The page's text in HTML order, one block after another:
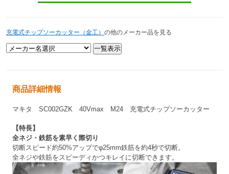
充電式チップソーカッター（金工） の他のメーカー品を見る
商品詳細情報
マキタ SC002GZK 40Vmax M24 充電式チップソーカッター
【特長】
全ネジ・鉄筋を素早く際切り
切断スピード約50%アップでφ25mm鉄筋を約4秒で切断。
全ネジや鉄筋をスピーディかつキレイに切断できます。